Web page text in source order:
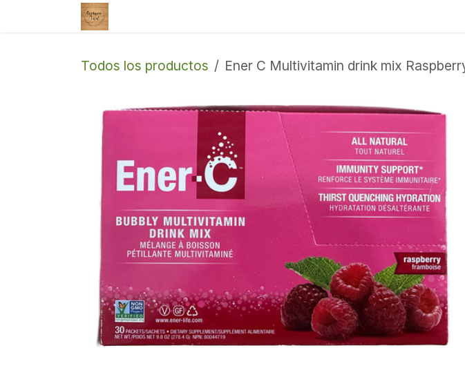
Ir al contenido
Todos los productos Ener C Multivitamin drink mix